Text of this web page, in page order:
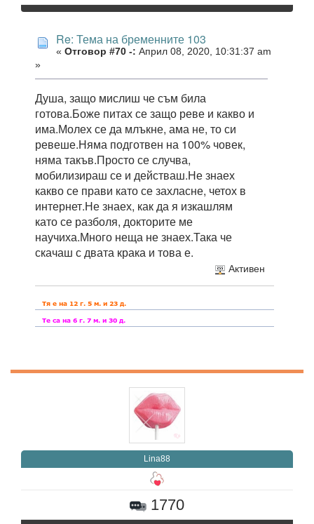
Re: Тема на бременните 103
« Отговор #70 -: Април 08, 2020, 10:31:37 am
»
Душа, защо мислиш че съм била
готова.Боже питах се защо реве и какво и
има.Молех се да млъкне, ама не, то си
ревеше.Няма подготвен на 100% човек,
няма такъв.Просто се случва,
мобилизираш се и действаш.Не знаех
какво се прави като се захласне, четох в
интернет.Не знаех, как да я изкашлям
като се разболя, докторите ме
научиха.Много неща не знаех.Така че
скачаш с двата крака и това е.
Активен
Lina88
1770